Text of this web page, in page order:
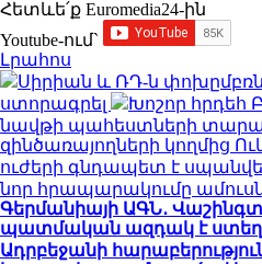
Հետևե՛ք Euromedia24-ին
Youtube-ում`
Լրահոս
Սիրիան և ՌԴ-ն
ստորագրել
Խոշոր հրդեհ
նավթի պահեստների
զինծառայողների կողմից
ուժերի գնդապետ է
նոր հրապարակումը
Գերմանիայի ԱԳՆ․
պատմական ազդակ է
Ադրբեջանի